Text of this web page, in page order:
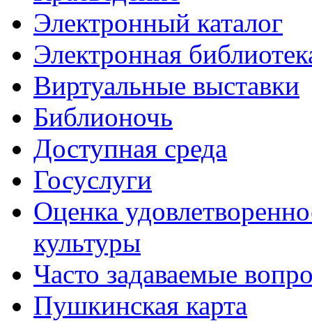
Электронный каталог
Электронная
Виртуальные выставки
Библионочь
Доступная среда
Госуслуги
Оценка
культуры
Часто задаваемые
Пушкинская карта